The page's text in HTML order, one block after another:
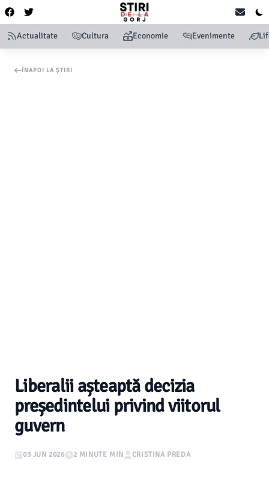
Actualitate Cultura Economie Evenimente
ÎNAPOI LA ȘTIRI
Liberalii așteaptă decizia
președintelui privind viitorul
guvern
03 JUN 2026 2 MINUTE MIN CRISTINA PREDA